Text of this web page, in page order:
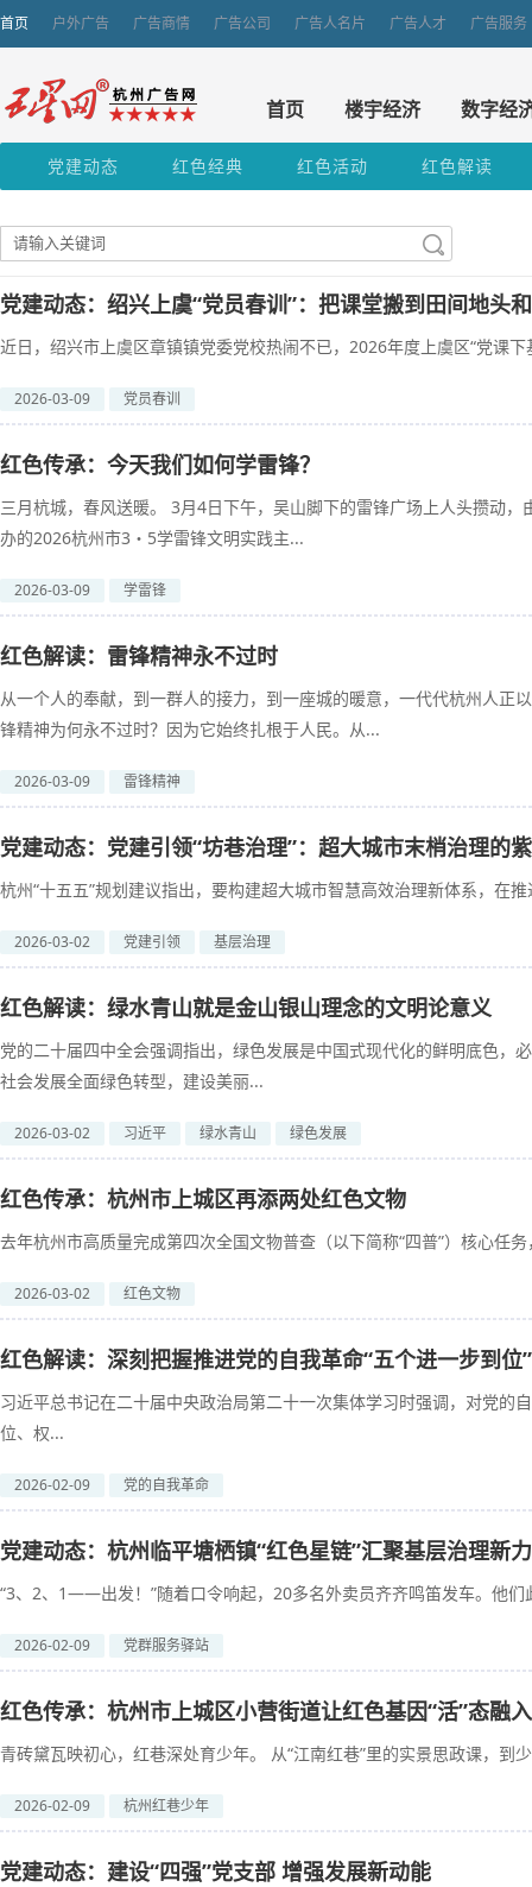
首页 户外广告 广告商情 广告公司 广告人名片 广告人才 广告服务
首页 楼宇经济 数字经
党建动态 红色经典 红色活动 红色解读
党建动态：绍兴上虞“党员春训”：把课堂搬到田间地头
近日，绍兴市上虞区章镇镇党委党校热闹不已，2026年度上虞区“党课
2026-03-09 党员春训
红色传承：今天我们如何学雷锋？
三月杭城，春风送暖。 3月4日下午，吴山脚下的雷锋广场上人头攒动
办的2026杭州市3・5学雷锋文明实践主...
2026-03-09 学雷锋
红色解读：雷锋精神永不过时
从一个人的奉献，到一群人的接力，到一座城的暖意，一代代杭州人正
锋精神为何永不过时？因为它始终扎根于人民。从...
2026-03-09 雷锋精神
党建动态：党建引领“坊巷治理”：超大城市末梢治理的
杭州“十五五”规划建议指出，要构建超大城市智慧高效治理新体系，在
2026-03-02 党建引领 基层治理
红色解读：绿水青山就是金山银山理念的文明论意义
党的二十届四中全会强调指出，绿色发展是中国式现代化的鲜明底色，
社会发展全面绿色转型，建设美丽...
2026-03-02 习近平 绿水青山 绿色发展
红色传承：杭州市上城区再添两处红色文物
去年杭州市高质量完成第四次全国文物普查（以下简称“四普”）核心任
2026-03-02 红色文物
红色解读：深刻把握推进党的自我革命“五个进一步到位
习近平总书记在二十届中央政治局第二十一次集体学习时强调，对党的
位、权...
2026-02-09 党的自我革命
党建动态：杭州临平塘栖镇“红色星链”汇聚基层治理新
“3、2、1——出发！”随着口令响起，20多名外卖员齐齐鸣笛发车。他
2026-02-09 党群服务驿站
红色传承：杭州市上城区小营街道让红色基因“活”态融
青砖黛瓦映初心，红巷深处育少年。 从“江南红巷”里的实景思政课，到
2026-02-09 杭州红巷少年
党建动态：建设“四强”党支部 增强发展新动能